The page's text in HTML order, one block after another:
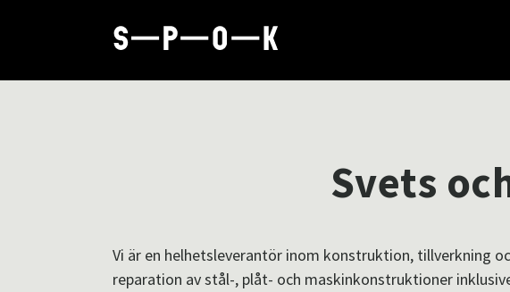
Svets
Vi är en helhetsleverantör inom konstruktion, tillverkning
reparation av stål-, plåt- och maskinkonstruktioner